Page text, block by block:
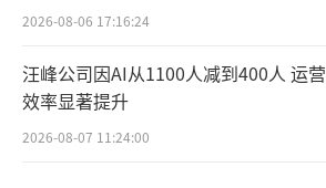
2026-08-06 17:16:24
汪峰公司因AI从1100人减到400人 运营
效率显著提升
2026-08-07 11:24:00